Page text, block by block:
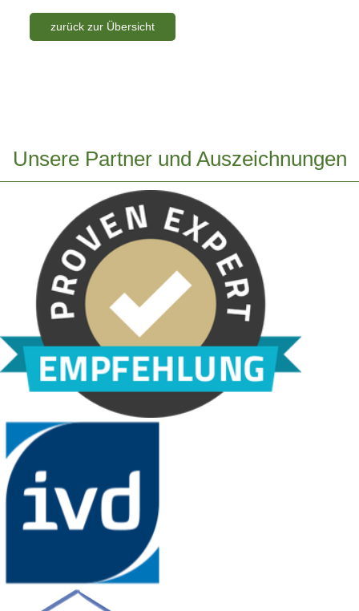
zurück zur Übersicht
Unsere Partner und Auszeichnungen